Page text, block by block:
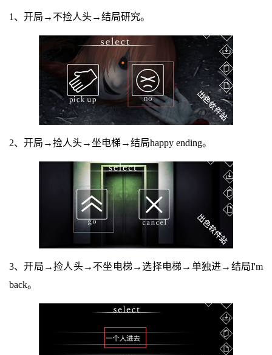
1、开局→不捡人头→结局研究。
2、开局→捡人头→坐电梯→结局happy ending。
3、开局→捡人头→不坐电梯→选择电梯→单独进→结局I'm
back。